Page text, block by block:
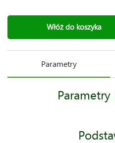
Włóż do koszyka
Parametry